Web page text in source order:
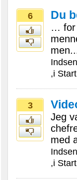
6 Du
… for
,i
3
Jeg
med
,i